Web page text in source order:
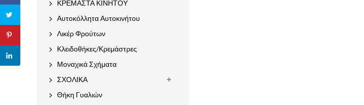
ΚΡΕΜΑΣΤΑ ΚΙΝΗΤΟΥ
Αυτοκόλλητα Αυτοκινήτου
Λικέρ Φρούτων
Κλειδοθήκες/Κρεμάστρες
Μοναχικά Σχήματα
ΣΧΟΛΙΚΑ
Θήκη Γυαλιών